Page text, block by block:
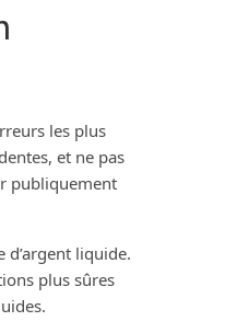
les plus
et ne pas
publiquement
d’argent liquide.
plus sûres